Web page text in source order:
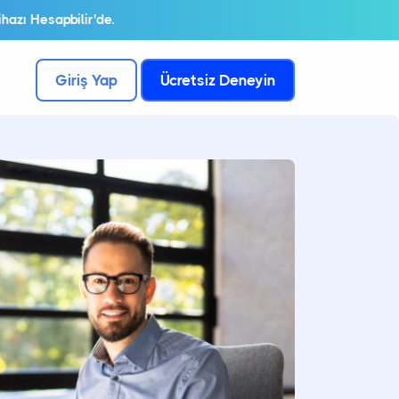
Hesapbilir'de.
Giriş Yap Ücretsiz Deneyin